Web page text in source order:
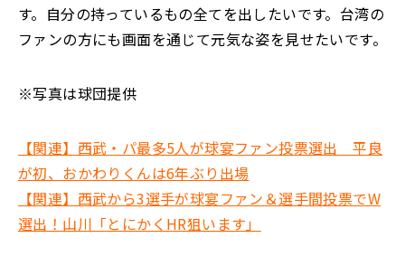
す。自分の持っているもの全てを出したいです。台湾の
ファンの方にも画面を通じて元気な姿を見せたいです。
※写真は球団提供
【関連】西武・パ最多5人が球宴ファン投票選出 平良
が初、おかわりくんは6年ぶり出場
【関連】西武から3選手が球宴ファン＆選手間投票でW
選出！山川「とにかくHR狙います」